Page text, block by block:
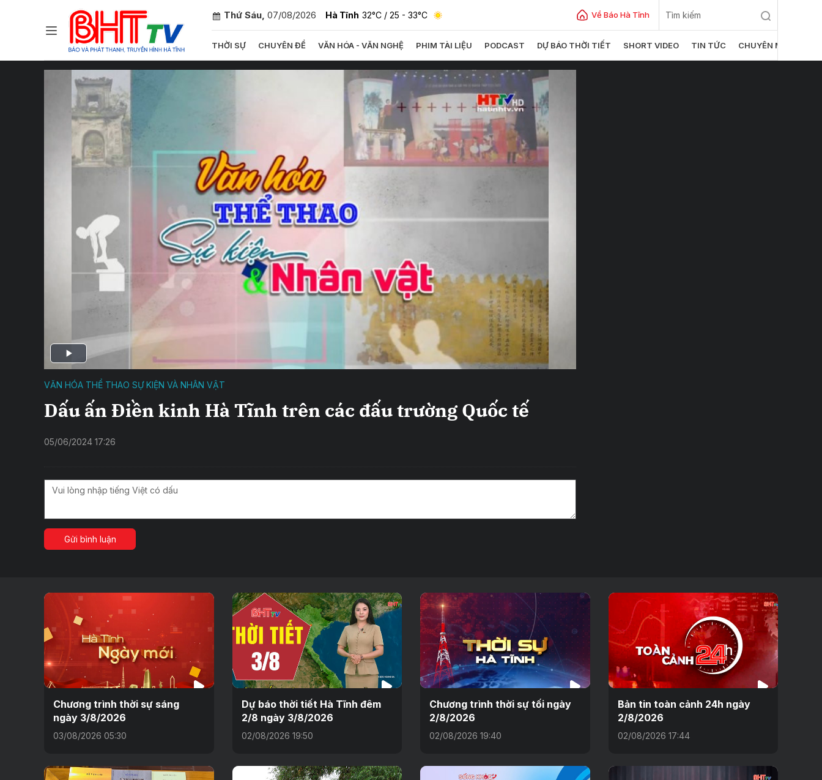
Thứ Sáu, 07/08/2026 Hà Tĩnh 32°C / 25 - 33°C Về Báo Hà Tĩnh
THỜI SỰ CHUYÊN ĐỀ VĂN HÓA - VĂN NGHỆ PHIM TÀI LIỆU PODCAST DỰ BÁO THỜI TIẾT SHORT VIDEO TIN TỨC CHUYÊN MỤC
VĂN HÓA THỂ THAO SỰ KIỆN VÀ NHÂN VẬT
Dấu ấn Điền kinh Hà Tĩnh trên các đấu trường Quốc tế
05/06/2024 17:26
Gửi bình luận
Chương trình thời sự sáng
ngày 3/8/2026
03/08/2026 05:30
Dự báo thời tiết Hà Tĩnh đêm
2/8 ngày 3/8/2026
02/08/2026 19:50
Chương trình thời sự tối ngày
2/8/2026
02/08/2026 19:40
Bản tin toàn cảnh 24h ngày
2/8/2026
02/08/2026 17:44